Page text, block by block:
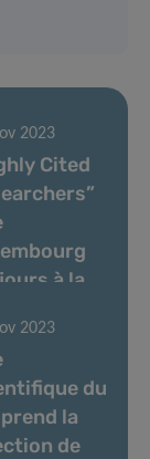
2023
Cited
à la
2023
du
la
de